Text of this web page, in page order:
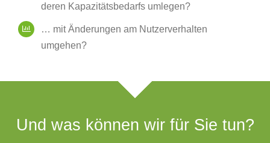
deren Kapazitätsbedarfs umlegen?
… mit Änderungen am Nutzerverhalten
umgehen?
Und was können wir für Sie tun?